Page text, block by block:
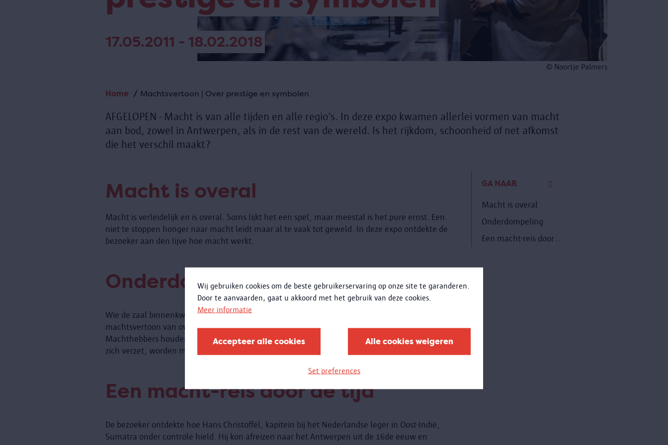
Wij gebruiken cookies om de beste gebruikerservaring op onze site te garanderen.
Door te aanvaarden, gaat u akkoord met het gebruik van deze cookies.
Meer informatie
Accepteer alle cookies Alle cookies weigeren
Set preferences
© Noortje Palmers
17.05.2011 - 18.02.2018
Kruimelpad
Home Machtsvertoon | Over prestige en symbolen
AFGELOPEN - Macht is van alle tijden en alle regio’s. In deze expo kwamen allerlei vormen van macht
aan bod, zowel in Antwerpen, als in de rest van de wereld. Is het rijkdom, schoonheid of net afkomst
die het verschil maakt?
Macht is overal
Macht is verleidelijk en is overal. Soms lijkt het een spel, maar meestal is het pure ernst. Een
niet te stoppen honger naar macht leidt maar al te vaak tot geweld. In deze expo ontdekte de
bezoeker aan den lijve hoe macht werkt.
Onderdompeling
Wie de zaal binnenkwam, werd meteen bedolven onder beelden en geluiden van
machtsvertoon van over de hele wereld. Eraan ontsnappen was onmogelijk. Of toch?
Machthebbers houden immers maar stand zolang het publiek hen bewondert. Als het publiek
zich verzet, worden machtssymbolen vernietigd.
Een macht-reis door de tijd
De bezoeker ontdekte hoe Hans Christoffel, kapitein bij het Nederlandse leger in Oost-Indië,
Sumatra onder controle hield. Hij kon afreizen naar het Antwerpen uit de 16de eeuw en
GA NAAR
Macht is overal
Onderdompeling
Een macht-reis door de tijd